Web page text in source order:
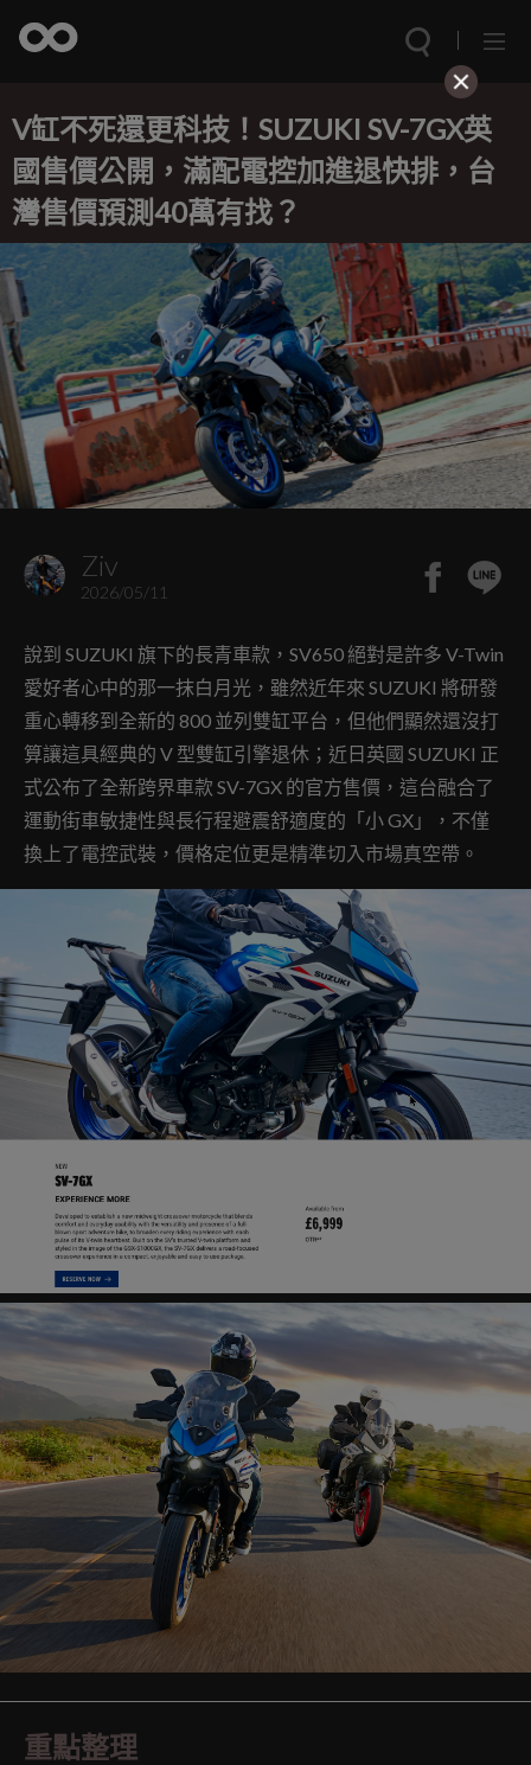
V缸不死還更科技！SUZUKI SV-7GX英
國售價公開，滿配電控加進退快排，台
灣售價預測40萬有找？
Ziv
2026/05/11
說到 SUZUKI 旗下的長青車款，SV650 絕對是許多 V-Twin
愛好者心中的那一抹白月光，雖然近年來 SUZUKI 將研發
重心轉移到全新的 800 並列雙缸平台，但他們顯然還沒打
算讓這具經典的 V 型雙缸引擎退休；近日英國 SUZUKI 正
式公布了全新跨界車款 SV-7GX 的官方售價，這台融合了
運動街車敏捷性與長行程避震舒適度的「小 GX」，不僅
換上了電控武裝，價格定位更是精準切入市場真空帶。
重點整理